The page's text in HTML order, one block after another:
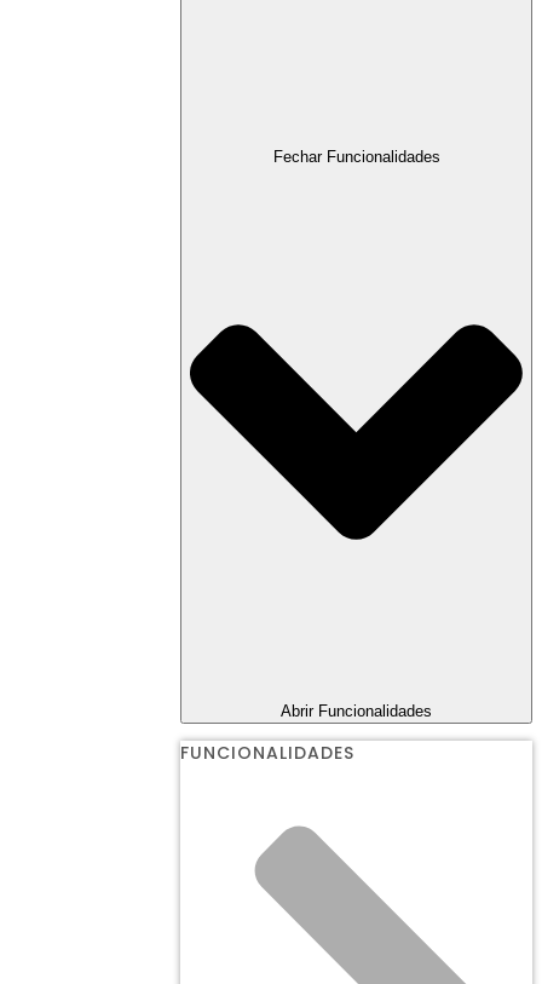
Fechar Funcionalidades
Abrir Funcionalidades
FUNCIONALIDADES